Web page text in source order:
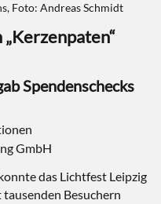
Foto: Andreas Schmidt
Spendenschecks
GmbH
das Lichtfest Leipzig
Besuchern